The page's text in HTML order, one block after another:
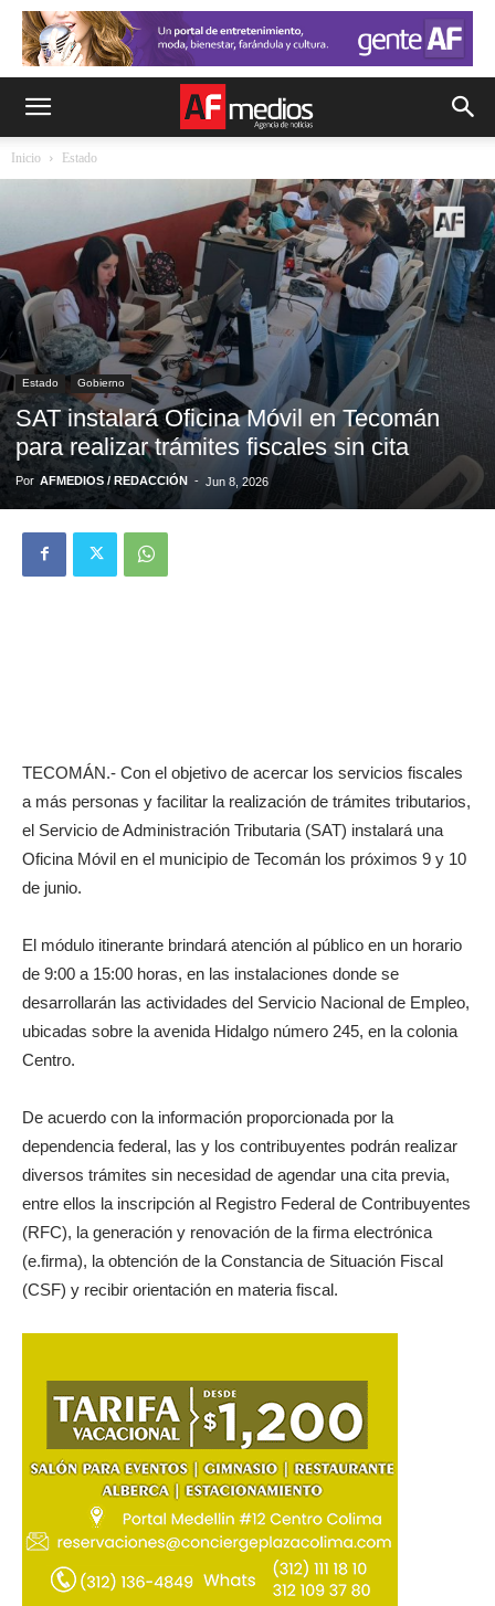
Inicio Estado
Estado Gobierno
SAT instalará Oficina Móvil en Tecomán
para realizar trámites fiscales sin cita
Por AFMEDIOS / REDACCIÓN - Jun 8, 2026
TECOMÁN.- Con el objetivo de acercar los servicios fiscales
a más personas y facilitar la realización de trámites tributarios,
el Servicio de Administración Tributaria (SAT) instalará una
Oficina Móvil en el municipio de Tecomán los próximos 9 y 10
de junio.
El módulo itinerante brindará atención al público en un horario
de 9:00 a 15:00 horas, en las instalaciones donde se
desarrollarán las actividades del Servicio Nacional de Empleo,
ubicadas sobre la avenida Hidalgo número 245, en la colonia
Centro.
De acuerdo con la información proporcionada por la
dependencia federal, las y los contribuyentes podrán realizar
diversos trámites sin necesidad de agendar una cita previa,
entre ellos la inscripción al Registro Federal de Contribuyentes
(RFC), la generación y renovación de la firma electrónica
(e.firma), la obtención de la Constancia de Situación Fiscal
(CSF) y recibir orientación en materia fiscal.